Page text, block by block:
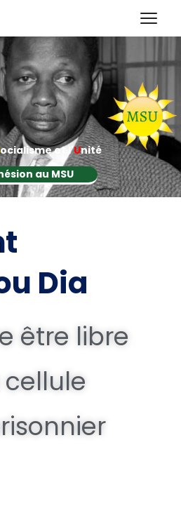
ocialisme et l'Unité
au MSU
Dia
être libre